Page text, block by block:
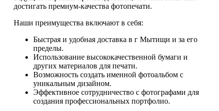
достигать премиум-качества фотопечати.
Наши преимущества включают в себя:
Быстрая и удобная доставка в г Мытищи и за его
пределы.
Использование высококачественной бумаги и
других материалов для печати.
Возможность создать именной фотоальбом с
уникальным дизайном.
Эффективное сотрудничество с фотографами для
создания профессиональных портфолио.